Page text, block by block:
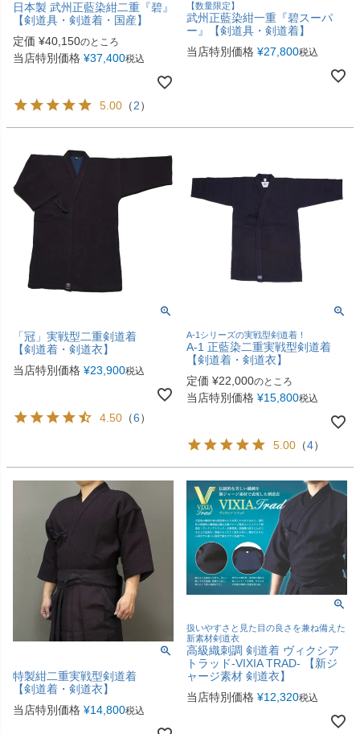
日本製 武州正藍染紺二重『碧』
【剣道具・剣道着・国産】
定価 ¥40,150のところ
当店特別価格 ¥37,400税込
5.00 （2）
【数量限定】
武州正藍染紺一重『碧スーパ
ー』【剣道具・剣道着】
当店特別価格 ¥27,800税込
「冠」実戦型二重剣道着
【剣道着・剣道衣】
当店特別価格 ¥23,900税込
4.50 （6）
A-1シリーズの実戦型剣道着！
A-1 正藍染二重実戦型剣道着
【剣道着・剣道衣】
定価 ¥22,000のところ
当店特別価格 ¥15,800税込
5.00 （4）
特製紺二重実戦型剣道着
【剣道着・剣道衣】
当店特別価格 ¥14,800税込
扱いやすさと見た目の良さを兼ね備えた
新素材剣道衣
高級織刺調 剣道着 ヴィクシア
トラッド-VIXIA TRAD- 【新ジ
ャージ素材 剣道衣】
当店特別価格 ¥12,320税込